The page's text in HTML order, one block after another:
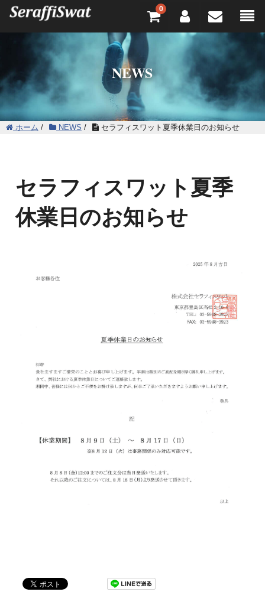
0
NEWS
ホーム / NEWS / セラフィスワット夏季休業日のお知らせ
セラフィスワット夏季
休業日のお知らせ